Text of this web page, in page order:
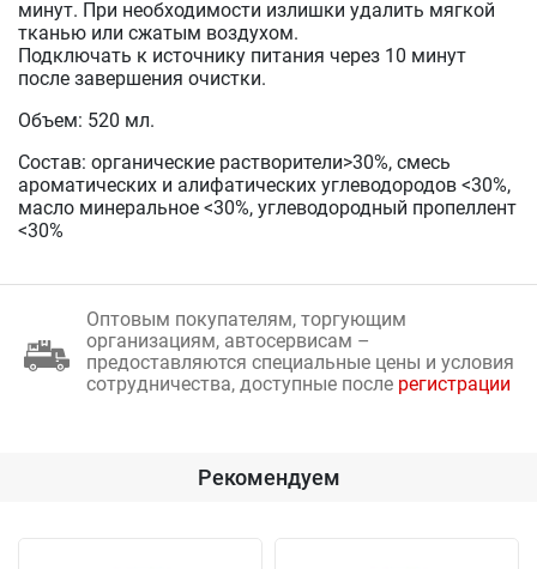
минут. При необходимости излишки удалить мягкой
тканью или сжатым воздухом.
Подключать к источнику питания через 10 минут
после завершения очистки.
Объем: 520 мл.
Состав: органические растворители>30%, смесь
ароматических и алифатических углеводородов <30%,
масло минеральное <30%, углеводородный пропеллент
<30%
Оптовым покупателям, торгующим
организациям, автосервисам –
предоставляются специальные цены и условия
сотрудничества, доступные после регистрации
Рекомендуем